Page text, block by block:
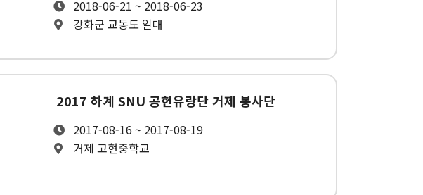
2018-06-21 ~ 2018-06-23
강화군 교동도 일대
2017 하계 SNU 공헌유랑단 거제 봉사단
2017-08-16 ~ 2017-08-19
거제 고현중학교